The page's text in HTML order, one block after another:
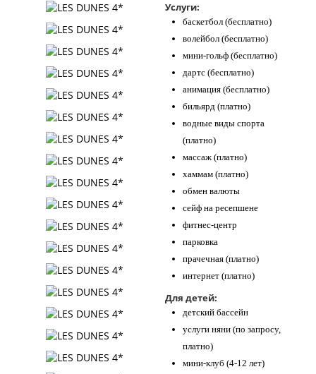
Услуги:
баскетбол (бесплатно)
волейбол (бесплатно)
мини-гольф (бесплатно)
дартс (бесплатно)
анимация (бесплатно)
бильярд (платно)
водные виды спорта
(платно)
массаж (платно)
хаммам (платно)
обмен валюты
сейф на ресепшене
фитнес-центр
парковка
прачечная (платно)
интернет (платно)
Для детей:
детский бассейн
услуги няни (по запросу,
платно)
мини-клуб (4-12 лет)